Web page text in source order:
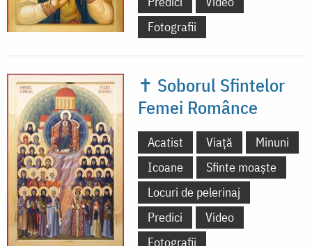
Fotografii
✝ Soborul Sfintelor
Femei Românce
Acatist Viață
Minuni
Icoane
Sfinte moaște
Locuri de pelerinaj
Predici
Video
Fotografii